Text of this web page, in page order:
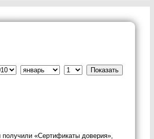
получили «Сертификаты доверия»,